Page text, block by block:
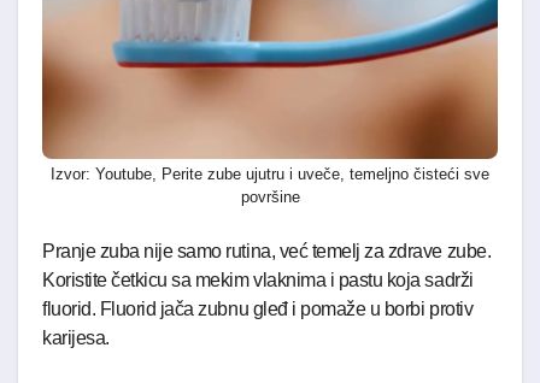
Izvor: Youtube, Perite zube ujutru i uveče, temeljno čisteći sve
površine
Pranje zuba nije samo rutina, već temelj za zdrave zube.
Koristite četkicu sa mekim vlaknima i pastu koja sadrži
fluorid. Fluorid jača zubnu gleđ i pomaže u borbi protiv
karijesa.